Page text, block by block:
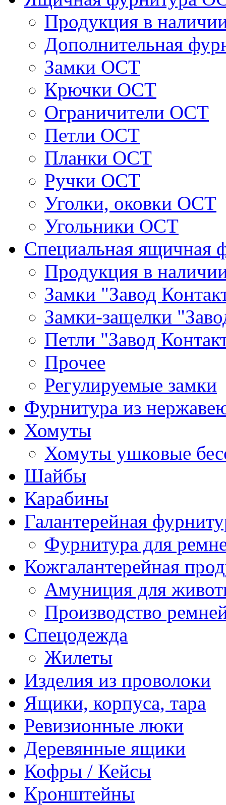
Продукция в
Дополнительная
Замки ОСТ
Крючки ОСТ
Ограничители ОСТ
Петли ОСТ
Планки ОСТ
Ручки ОСТ
Уголки, оковки ОСТ
Угольники ОСТ
Специальная ящичная
Продукция в
Замки "Завод
Замки-защелки
Петли "Завод
Прочее
Регулируемые замки
Фурнитура из
Хомуты
Хомуты ушковые
Шайбы
Карабины
Галантерейная
Фурнитура для
Кожгалантерейная
Амуниция для
Производство
Спецодежда
Жилеты
Изделия из проволоки
Ящики, корпуса, тара
Ревизионные люки
Деревянные ящики
Кофры / Кейсы
Кронштейны